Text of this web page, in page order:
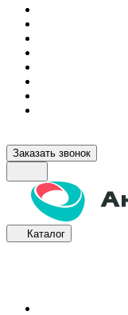
Заказать звонок
Каталог